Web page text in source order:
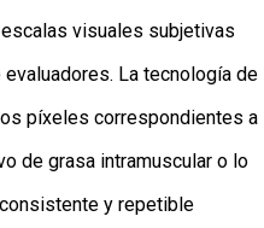
visuales subjetivas
La tecnología de
píxeles correspondientes a
de grasa intramuscular o lo
y repetible